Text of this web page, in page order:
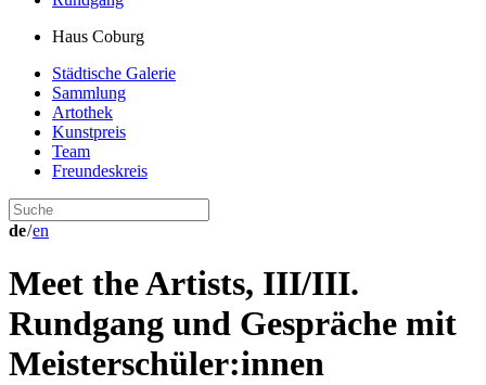
Haus Coburg
Städtische Galerie
Sammlung
Artothek
Kunstpreis
Team
Freundeskreis
de/en
Meet the Artists, III/III.
Rundgang und Gespräche mit
Meisterschüler:innen